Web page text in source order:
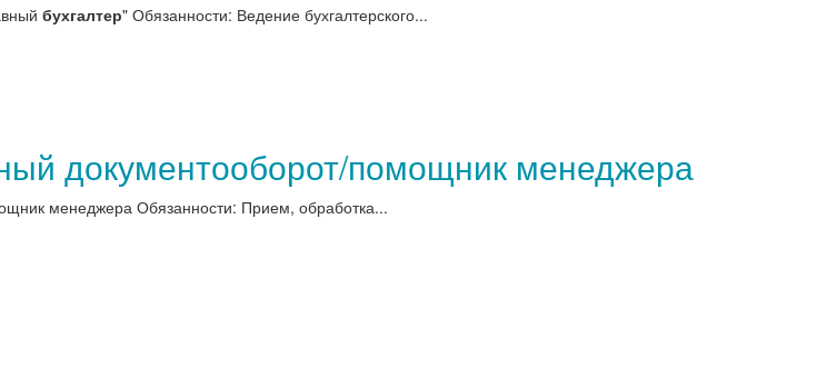
бухгалтер" Обязанности: Ведение бухгалтерского...
документооборот/помощник менеджера
менеджера Обязанности: Прием, обработка...